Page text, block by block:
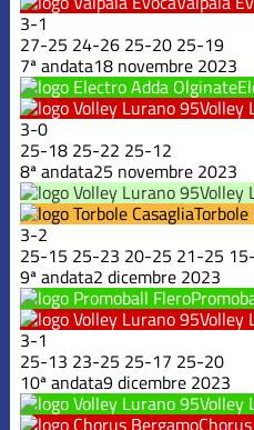
3-1
27-25 24-26 25-20 25-19
7ª andata18 novembre 2023
Volley
3-0
25-18 25-22 25-12
8ª andata25 novembre 2023
Volley
Torbole
3-2
25-15 25-23 20-25 21-25 15-
9ª andata2 dicembre 2023
Volley
3-1
25-13 23-25 25-17 25-20
10ª andata9 dicembre 2023
Volley